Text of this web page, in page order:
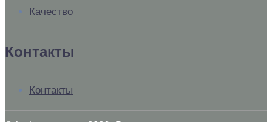
Качество
Контакты
Контакты